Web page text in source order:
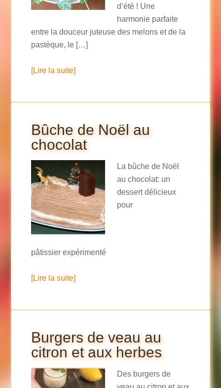
d’été ! Une
harmonie parfaite
entre la douceur juteuse des melons et de la
pastèque, le […]
[Lire la suite]
Bûche de Noël au
chocolat
La bûche de Noël
au chocolat: un
dessert délicieux
pour
pâtissier expérimenté
[Lire la suite]
Burgers de veau au
citron et aux herbes
Des burgers de